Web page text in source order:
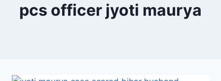
pcs officer jyoti maurya